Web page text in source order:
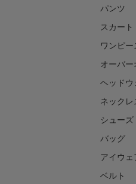
パンツ
スカート
ワンピー
オーバー
ヘッドウ
ネックレ
シューズ
バッグ
アイウェ
ベルト